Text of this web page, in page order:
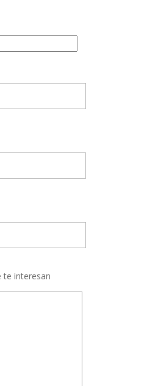
te interesan